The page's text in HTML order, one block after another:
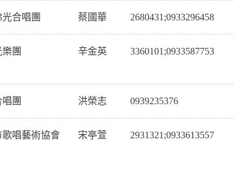
合唱團 蔡國華 2680431;0933296458
團 辛金英 3360101;0933587753
團 洪榮志 0939235376
歌唱藝術協會 宋亭萱 2931321;0933613557